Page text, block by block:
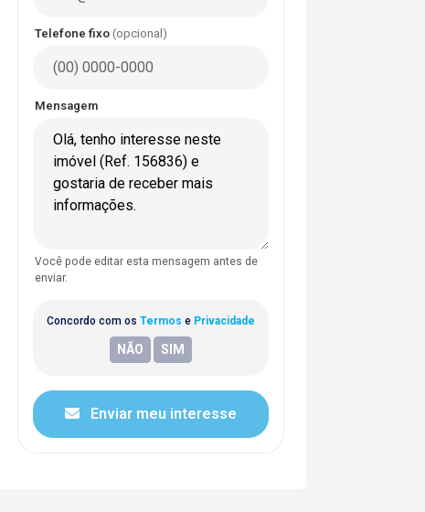
Telefone fixo (opcional)
Mensagem
Você pode editar esta mensagem antes de
enviar.
Concordo com os Termos e Privacidade
Enviar meu interesse